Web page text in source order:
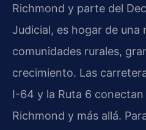
Richmond y parte del
Judicial, es hogar de una
comunidades rurales,
crecimiento. Las
I-64 y la Ruta 6
Richmond y más allá.